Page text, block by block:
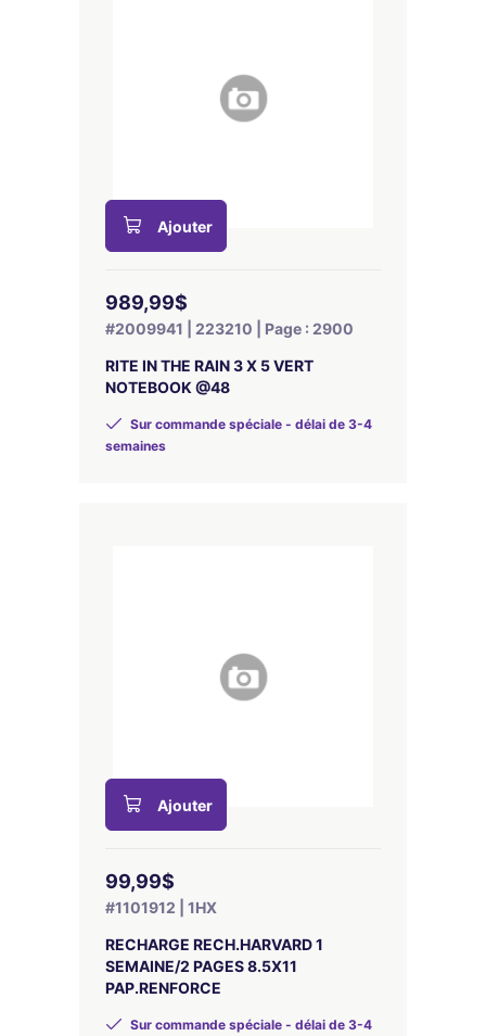
Ajouter
989,99$
#2009941 | 223210 | Page : 2900
RITE IN THE RAIN 3 X 5 VERT
NOTEBOOK @48
Sur commande spéciale - délai de 3-4
semaines
Ajouter
99,99$
#1101912 | 1HX
RECHARGE RECH.HARVARD 1
SEMAINE/2 PAGES 8.5X11
PAP.RENFORCE
Sur commande spéciale - délai de 3-4